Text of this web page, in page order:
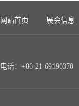
网站首页 展会信息
电话：+86-21-